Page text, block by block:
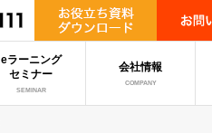
eラーニング
セミナー
SEMINAR
会社情報
COMPANY